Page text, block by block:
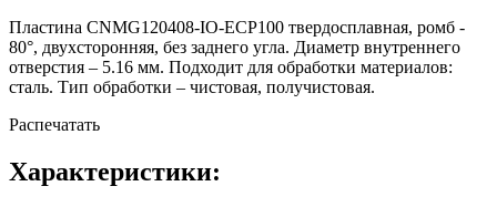
Пластина CNMG120408-IO-ECP100 твердосплавная, ромб -
80°, двухсторонняя, без заднего угла. Диаметр внутреннего
отверстия – 5.16 мм. Подходит для обработки материалов:
сталь. Тип обработки – чистовая, получистовая.
Распечатать
Характеристики: